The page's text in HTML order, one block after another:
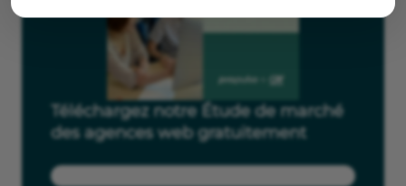
Téléchargez notre Étude de marché
des agences web gratuitement